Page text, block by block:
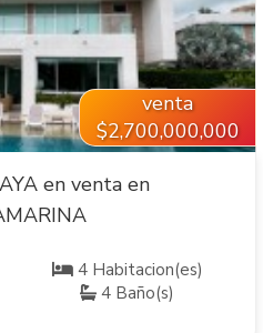
venta
$2,700,000,000
en venta en
4 Habitacion(es)
4 Baño(s)